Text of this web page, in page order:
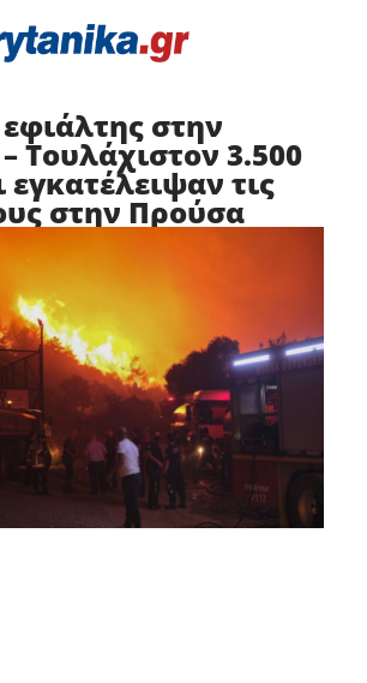
στην
Τουλάχιστον 3.500
εγκατέλειψαν τις
στην Προύσα